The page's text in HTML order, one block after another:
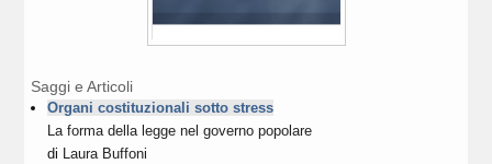
Saggi e Articoli
Organi costituzionali sotto stress
La forma della legge nel governo popolare
di Laura Buffoni